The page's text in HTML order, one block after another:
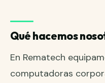
Qué hacemos
En Rematech
computadoras